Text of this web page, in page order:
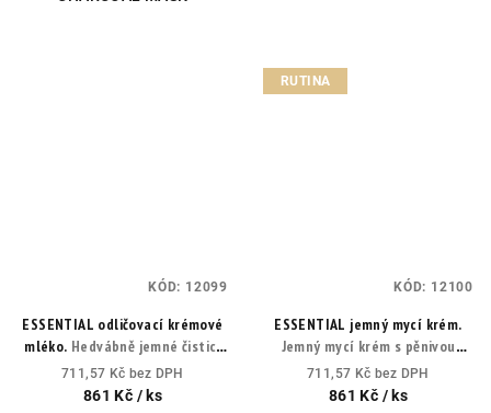
ESSENTIAL odličovací krémové
mléko. Hedvábně jemné čisticí
mléko pro každodenní
odstranění make-upu, nečistot
711,57 Kč bez DPH
861 Kč / ks
KÓD: 12099
RUTINA
ESSENTIAL jemný mycí krém.
Jemný mycí krém s pěnivou
texturou pro dokonale čistou a
svěží pleť.
711,57 Kč bez DPH
861 Kč / ks
KÓD: 12100